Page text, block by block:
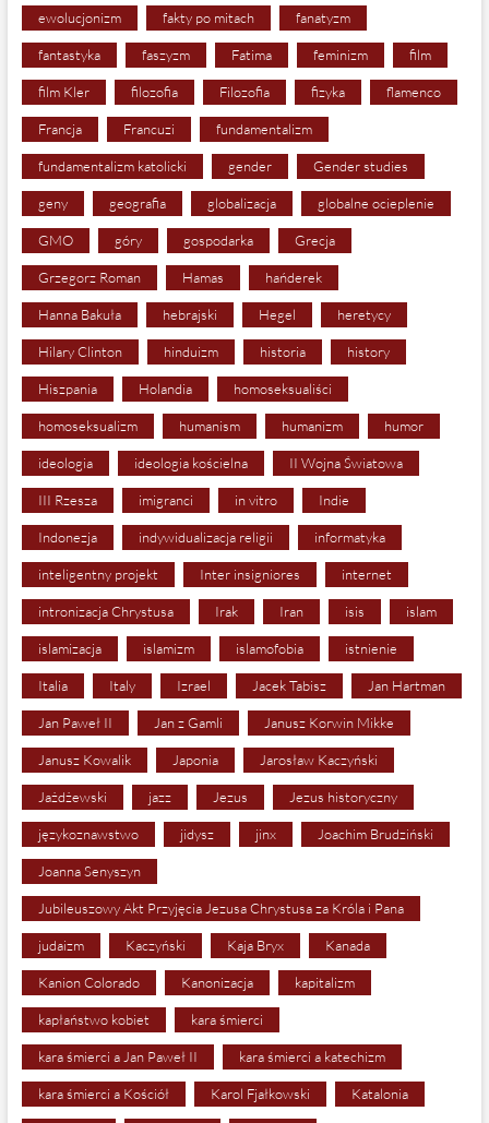
ewolucjonizm fakty po mitach fanatyzm
fantastyka faszyzm Fatima feminizm film
film Kler filozofia Filozofia fizyka flamenco
Francja Francuzi fundamentalizm
fundamentalizm katolicki gender Gender studies
geny geografia globalizacja globalne ocieplenie
GMO góry gospodarka Grecja
Grzegorz Roman Hamas hańderek
Hanna Bakuła hebrajski Hegel heretycy
Hilary Clinton hinduizm historia history
Hiszpania Holandia homoseksualiści
homoseksualizm humanism humanizm humor
ideologia ideologia kościelna II Wojna Światowa
III Rzesza imigranci in vitro Indie
Indonezja indywidualizacja religii informatyka
inteligentny projekt Inter insigniores internet
intronizacja Chrystusa Irak Iran isis islam
islamizacja islamizm islamofobia istnienie
Italia Italy Izrael Jacek Tabisz Jan Hartman
Jan Paweł II Jan z Gamli Janusz Korwin Mikke
Janusz Kowalik Japonia Jarosław Kaczyński
Jażdżewski jazz Jezus Jezus historyczny
językoznawstwo jidysz jinx Joachim Brudziński
Joanna Senyszyn
Jubileuszowy Akt Przyjęcia Jezusa Chrystusa za Króla i Pana
judaizm Kaczyński Kaja Bryx Kanada
Kanion Colorado Kanonizacja kapitalizm
kapłaństwo kobiet kara śmierci
kara śmierci a Jan Paweł II kara śmierci a katechizm
kara śmierci a Kościół Karol Fjałkowski Katalonia